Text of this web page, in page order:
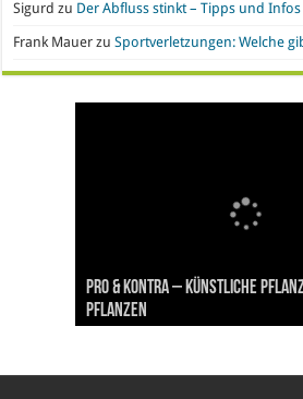
Sigurd zu Der Abfluss stinkt – Tipps und
Frank Mauer zuSportverletzungen: Welche
Handyvertrag oder Prepaid? Wo
und Nachteile
Nachgefragt: Ist Gold eine
Geldanlage?
Büroeinrichtung und IT leasen:
Vorteile
Pro & Kontra – künstliche
Pflanzen
Synthetische Kleidung – Vor-
Polyesterstoff